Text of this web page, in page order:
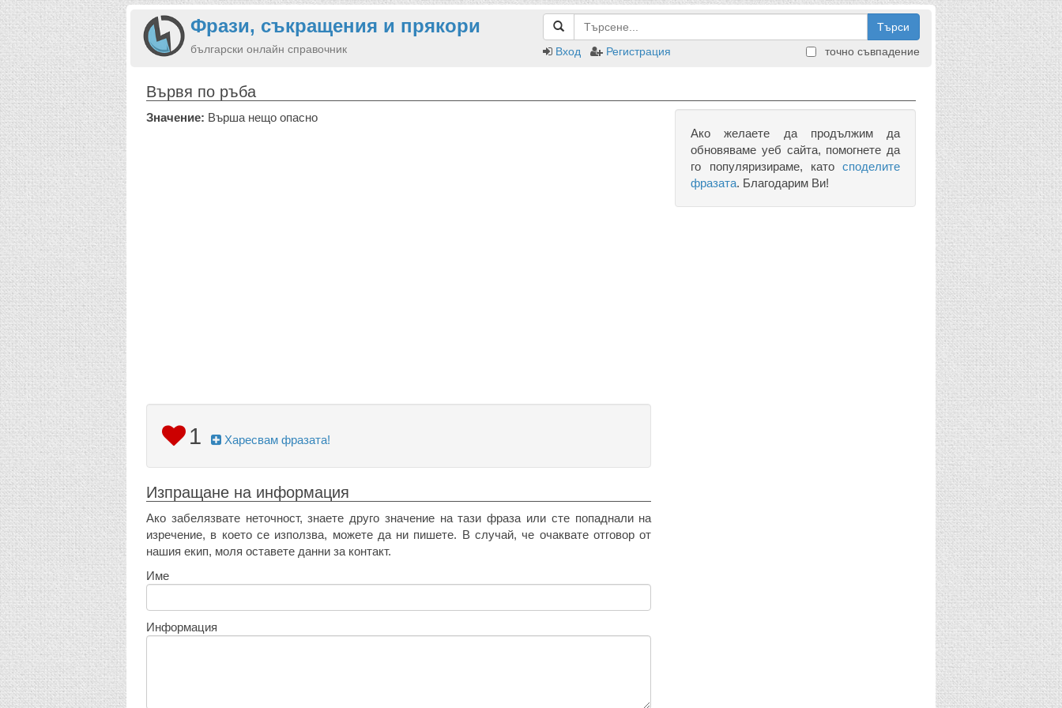
Фрази, съкращения и прякори
български онлайн справочник
Търси
Вход
Регистрация точно съвпадение
Вървя по ръба
Значение: Върша нещо опасно
1 Харесвам фразата!
Изпращане на информация
Ако забелязвате неточност, знаете друго значение на тази фраза или сте попаднали на
изречение, в което се използва, можете да ни пишете. В случай, че очаквате отговор от
нашия екип, моля оставете данни за контакт.
Име
Информация
Ако желаете да продължим да
обновяваме уеб сайта, помогнете да
го популяризираме, като споделите
фразата. Благодарим Ви!